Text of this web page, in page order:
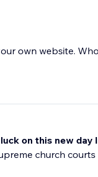
own website.
on this new day
church courts